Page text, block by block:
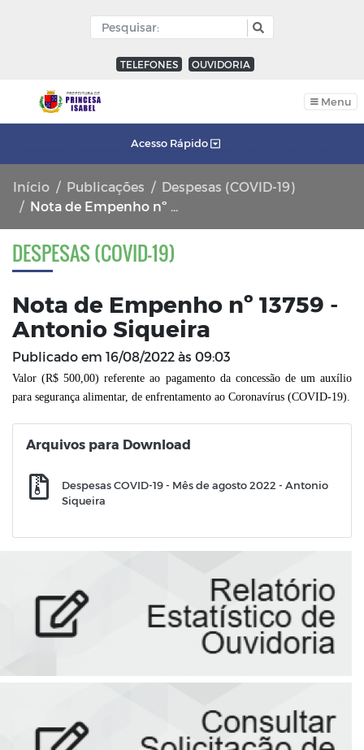
TELEFONES OUVIDORIA
Menu
Acesso Rápido
Início Publicações
Despesas (COVID-19)
Nota de Empenho nº 13759 - Antonio Siqueira
DESPESAS (COVID-19)
Nota de Empenho nº 13759 -
Antonio Siqueira
Publicado em 16/08/2022 às 09:03
Valor (R$ 500,00) referente ao pagamento da concessão de um auxílio
para segurança alimentar, de enfrentamento ao Coronavírus (COVID-19).
Arquivos para Download
Despesas COVID-19 - Mês de agosto 2022 - Antonio
Siqueira